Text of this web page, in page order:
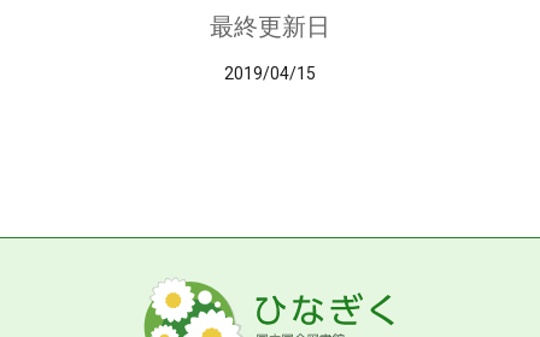
最終更新日
2019/04/15